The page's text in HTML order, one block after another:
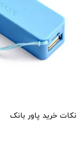
نکات خرید پاور بانک